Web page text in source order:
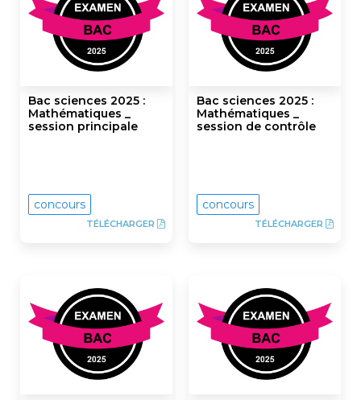
Bac sciences 2025 :
Mathématiques _
session principale
concours
TÉLÉCHARGER
Bac sciences 2025 :
Mathématiques _
session de contrôle
concours
TÉLÉCHARGER